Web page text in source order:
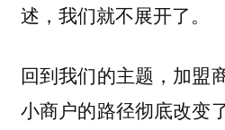
述，我们就不展开了。
回到我们的主题，加盟
小商户的路径彻底改变